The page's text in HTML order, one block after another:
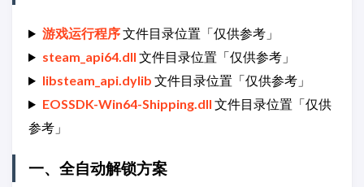
游戏运行程序文件目录位置「仅供参考」
steam_api64.dll 文件目录位置「仅供参考」
libsteam_api.dylib 文件目录位置「仅供参考」
EOSSDK-Win64-Shipping.dll 文件目录位置「仅供
参考」
一、全自动解锁方案